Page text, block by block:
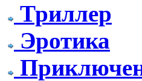
Триллер
Эротика